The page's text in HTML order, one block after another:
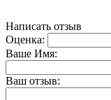
Написать отзыв
Оценка:
Ваше Имя:
Ваш отзыв: